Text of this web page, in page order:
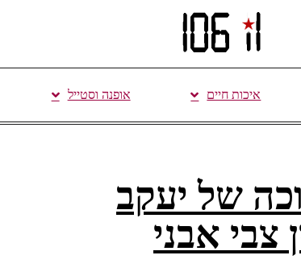
איכות חיים אופנה וסטייל
של יעקב
צבי אבני